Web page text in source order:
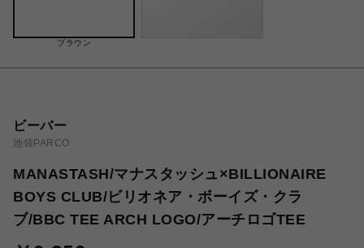
ブラウン
ビーバー
池袋PARCO
MANASTASH/マナスタッシュ×BILLIONAIRE
BOYS CLUB/ビリオネア・ボーイズ・クラ
ブ/BBC TEE ARCH LOGO/アーチロゴTEE